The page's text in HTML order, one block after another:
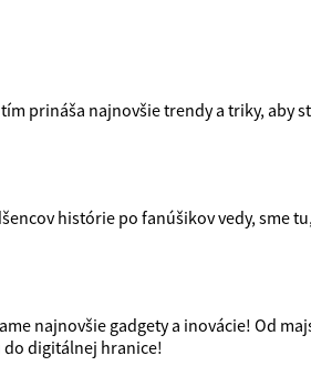
prináša najnovšie trendy a triky,
histórie po fanúšikov vedy, sme
najnovšie gadgety a inovácie! Od
digitálnej hranice!